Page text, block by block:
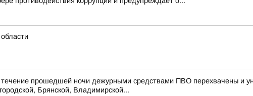
прошедшей ночи дежурными средствами ПВО перехвачены и
Брянской, Владимирской...